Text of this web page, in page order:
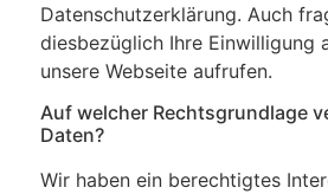
Datenschutzerklärung. Auch
diesbezüglich Ihre Einwilligung
unsere Webseite aufrufen.
Auf welcher Rechtsgrundlage
Daten?
Wir haben ein berechtigtes